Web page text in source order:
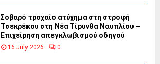
Σοβαρό τροχαίο ατύχημα στη στροφή
Τσεκρέκου στη Νέα Τίρυνθα Ναυπλίου –
Επιχείρηση απεγκλωβισμού οδηγού
16 July 2026 0